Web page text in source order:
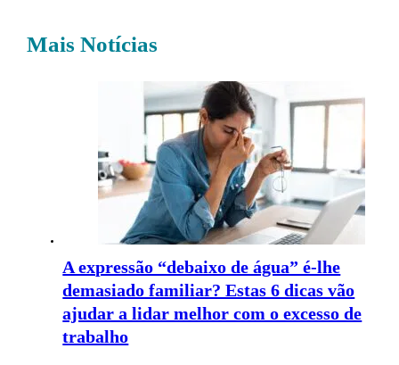
Mais Notícias
A expressão “debaixo de água” é-lhe
demasiado familiar? Estas 6 dicas vão
ajudar a lidar melhor com o excesso de
trabalho